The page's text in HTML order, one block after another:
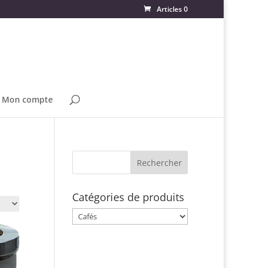
Articles 0
Mon compte
Catégories de produits